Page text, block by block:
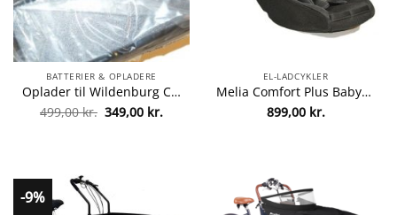
BATTERIER & OPLADERE
Oplader til Wildenburg Classic – 36V
499,00kr. Den
oprindelige
349,00 kr.Den
aktuelle
EL-LADCYKLER
Melia Comfort Plus Babysæde med pudeindlæg (0-9 md.) til ladcykel – Sort Mesh Sort Mesh
899,00 kr.
-9%